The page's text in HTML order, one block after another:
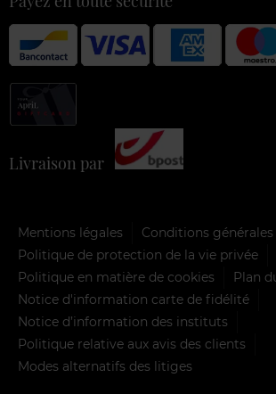
Livraison par
Mentions légales
Conditions
Politique de protection de la vie privée
Politique en matière de cookies
Plan
Notice d'information carte de fidélité
Notice d’information des instituts
Politique relative aux avis des clients
Modes alternatifs des litiges